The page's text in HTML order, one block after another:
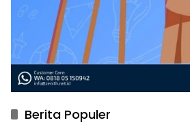
Berita Populer